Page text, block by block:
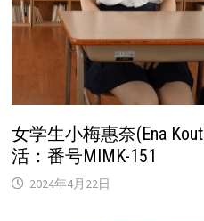
女学生小梅惠奈(Ena
活：番号MIMK-151
2024年4月22日